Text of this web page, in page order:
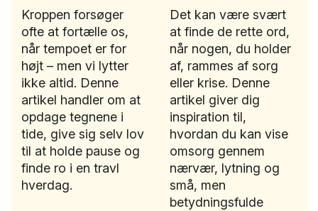
Kroppen forsøger
ofte at fortælle os,
når tempoet er for
højt – men vi lytter
ikke altid. Denne
artikel handler om at
opdage tegnene i
tide, give sig selv lov
til at holde pause og
finde ro i en travl
hverdag.
Det kan være svært
at finde de rette ord,
når nogen, du holder
af, rammes af sorg
eller krise. Denne
artikel giver dig
inspiration til,
hvordan du kan vise
omsorg gennem
nærvær, lytning og
små, men
betydningsfulde